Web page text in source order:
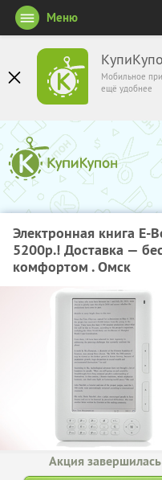
Мобильное
ещё удобнее
Меню
Электронная книга E-
5200р.! Доставка —
комфортом . Омск
Акция завершилась